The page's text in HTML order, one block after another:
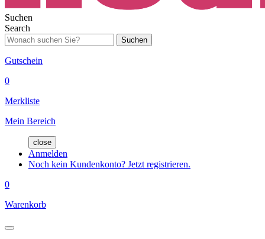
Suchen
Search
Suchen
Gutschein
0
Merkliste
Mein Bereich
close
Anmelden
Noch kein Kundenkonto? Jetzt registrieren.
0
Warenkorb